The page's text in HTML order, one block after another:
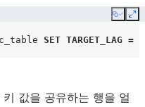
Copy
SET TARGET_LAG =
값을 공유하는 행을 얼